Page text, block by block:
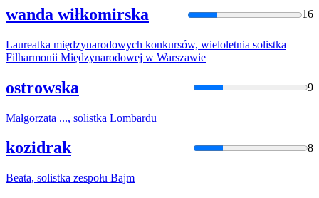
wanda wiłkomirska 16
Laureatka międzynarodowych konkursów, wieloletnia solistka
Filharmonii Międzynarodowej w Warszawie
ostrowska 9
Małgorzata ..., solistka Lombardu
kozidrak 8
Beata, solistka zespołu Bajm